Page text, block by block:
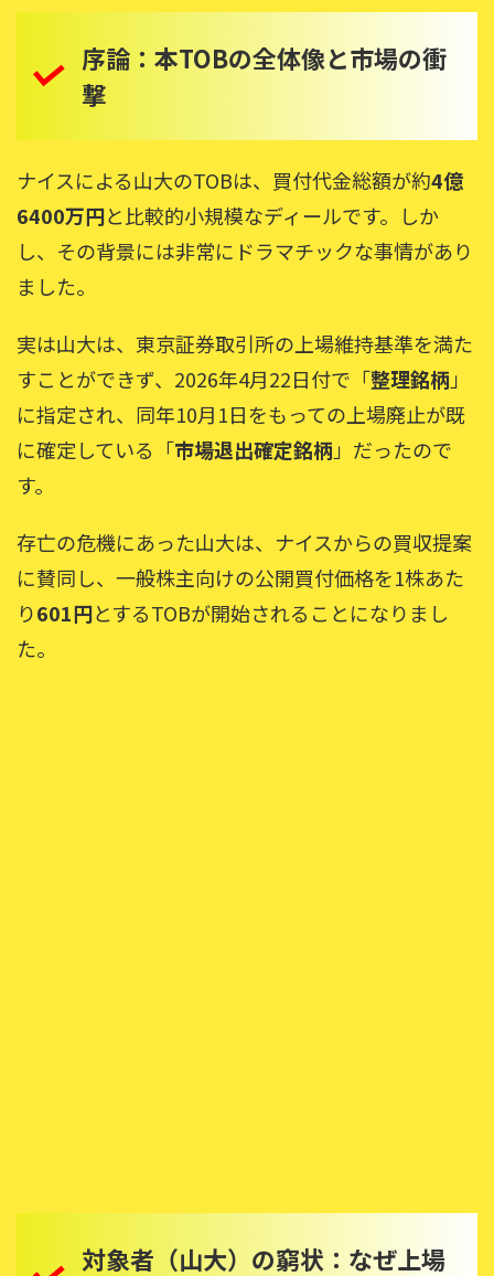
序論：本TOBの全体像と市場の衝
撃
ナイスによる山大のTOBは、買付代金総額が約4億
6400万円と比較的小規模なディールです。しか
し、その背景には非常にドラマチックな事情があり
ました。
実は山大は、東京証券取引所の上場維持基準を満た
すことができず、2026年4月22日付で「整理銘柄」
に指定され、同年10月1日をもっての上場廃止が既
に確定している「市場退出確定銘柄」だったので
す。
存亡の危機にあった山大は、ナイスからの買収提案
に賛同し、一般株主向けの公開買付価格を1株あた
り601円とするTOBが開始されることになりまし
た。
対象者（山大）の窮状：なぜ上場